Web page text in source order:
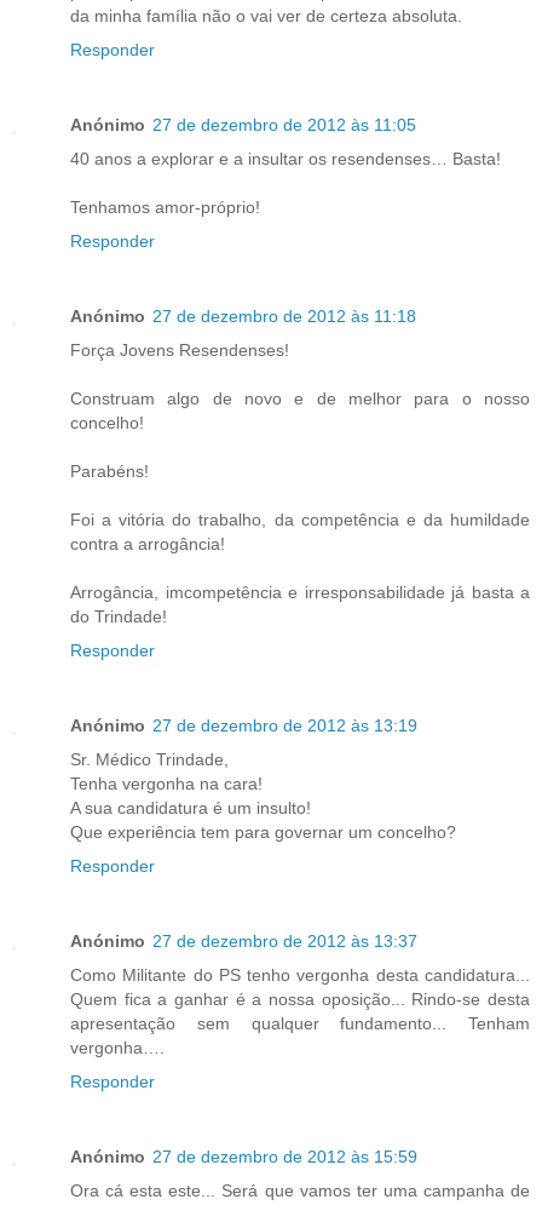
da minha família não o vai ver de certeza absoluta.
Responder
Anónimo 27 de dezembro de 2012 às 11:05
40 anos a explorar e a insultar os resendenses… Basta!
Tenhamos amor-próprio!
Responder
Anónimo 27 de dezembro de 2012 às 11:18
Força Jovens Resendenses!
Construam algo de novo e de melhor para o nosso
concelho!
Parabéns!
Foi a vitória do trabalho, da competência e da humildade
contra a arrogância!
Arrogância, imcompetência e irresponsabilidade já basta a
do Trindade!
Responder
Anónimo 27 de dezembro de 2012 às 13:19
Sr. Médico Trindade,
Tenha vergonha na cara!
A sua candidatura é um insulto!
Que experiência tem para governar um concelho?
Responder
Anónimo 27 de dezembro de 2012 às 13:37
Como Militante do PS tenho vergonha desta candidatura...
Quem fica a ganhar é a nossa oposição... Rindo-se desta
apresentação sem qualquer fundamento... Tenham
vergonha….
Responder
Anónimo 27 de dezembro de 2012 às 15:59
Ora cá esta este... Será que vamos ter uma campanha de